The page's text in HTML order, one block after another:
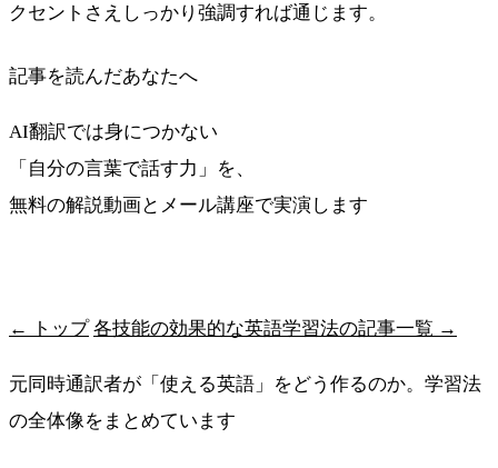
クセントさえしっかり強調すれば通じます。
記事を読んだあなたへ
AI翻訳では身につかない
「自分の言葉で話す力」を、
無料の解説動画とメール講座で実演します
← トップ 各技能の効果的な英語学習法の記事一覧 →
元同時通訳者が「使える英語」をどう作るのか。学習法
の全体像をまとめています